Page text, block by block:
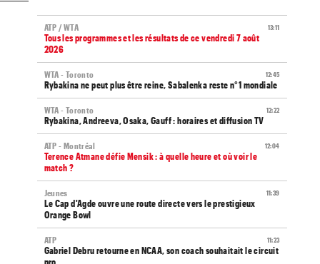
13:11
ATP / WTA
Tous les programmes et les résultats de ce vendredi 7 août
2026
12:45
WTA - Toronto
Rybakina ne peut plus être reine, Sabalenka reste n°1 mondiale
12:22
WTA - Toronto
Rybakina, Andreeva, Osaka, Gauff : horaires et diffusion TV
12:04
ATP - Montréal
Terence Atmane défie Mensik : à quelle heure et où voir le
match ?
11:39
Jeunes
Le Cap d'Agde ouvre une route directe vers le prestigieux
Orange Bowl
11:23
ATP
Gabriel Debru retourne en NCAA, son coach souhaitait le circuit